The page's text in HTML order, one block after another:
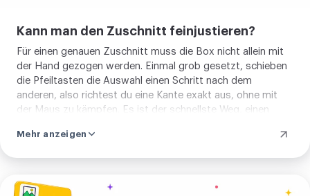
Kann man den Zuschnitt feinjustieren?
Für einen genauen Zuschnitt muss die Box nicht allein mit
der Hand gezogen werden. Einmal grob gesetzt, schieben
die Pfeiltasten die Auswahl einen Schritt nach dem
anderen, also richtest du eine Kante exakt aus, ohne mit
der Maus zu kämpfen. Es ist der schnellste Weg, einen
ein Motiv zu zentrieren, das ein Ziehen leicht daneben ließ.
Mehr anzeigen
Bild